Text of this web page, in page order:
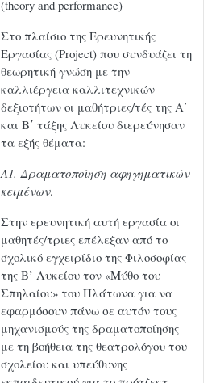
(theory and performance)
Στο πλαίσιο της Ερευνητικής
Εργασίας (Project) που συνδυάζει τη
θεωρητική γνώση με την
καλλιέργεια καλλιτεχνικών
δεξιοτήτων οι μαθήτριες/τές της Α΄
και Β΄ τάξης Λυκείου διερεύνησαν
τα εξής θέματα:
Α1. Δραματοποίηση αφηγηματικών
κειμένων.
Στην ερευνητική αυτή εργασία οι
μαθητές/τριες επέλεξαν από το
σχολικό εγχειρίδιο της Φιλοσοφίας
της Β’ Λυκείου τον «Μύθο του
Σπηλαίου» του Πλάτωνα για να
εφαρμόσουν πάνω σε αυτόν τους
μηχανισμούς της δραματοποίησης
με τη βοήθεια της θεατρολόγου του
σχολείου και υπεύθυνης